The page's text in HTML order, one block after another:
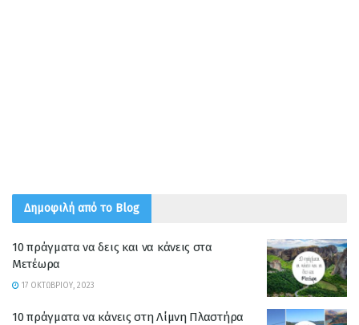
Δημοφιλή από το Blog
10 πράγματα να δεις και να κάνεις στα
Μετέωρα
17 ΟΚΤΩΒΡΊΟΥ, 2023
10 πράγματα να κάνεις στη Λίμνη Πλαστήρα